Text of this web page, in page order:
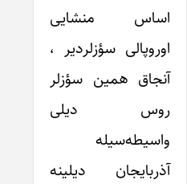
اساس منشایی
اوروپالی سؤزلردیر ،
آنجاق همین سؤزلر
روس دیلی
واسیطه‌سیله
آذربایجان دیلینه